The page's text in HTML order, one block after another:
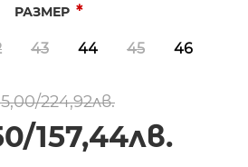
РАЗМЕР *
43 44 45 46
224,92лв.
157,44лв.